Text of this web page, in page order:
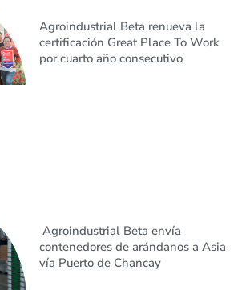
Agroindustrial Beta renueva la
certificación Great Place To Work
por cuarto año consecutivo
Agroindustrial Beta envía
contenedores de arándanos a Asia
vía Puerto de Chancay